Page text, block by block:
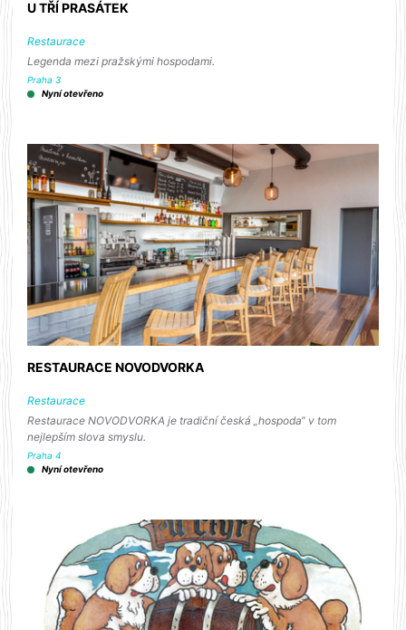
U TŘÍ PRASÁTEK
Restaurace
Legenda mezi pražskými hospodami.
Praha 3
Nyní otevřeno
RESTAURACE NOVODVORKA
Restaurace
Restaurace NOVODVORKA je tradiční česká „hospoda“ v tom
nejlepším slova smyslu.
Praha 4
Nyní otevřeno